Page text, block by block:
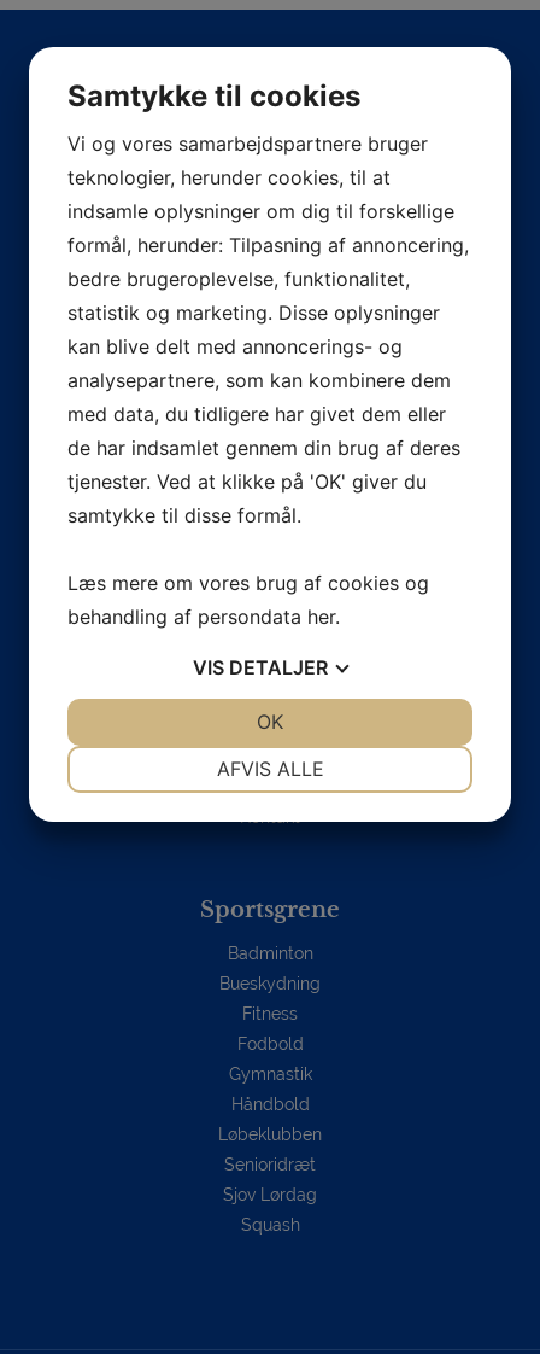
Christiansfeld Idrætsforening blev etableret i 1924 og er i
Adresse
Christiansfeld Idrætsforening
Formand: Jimmy K. Nielsen
6070 Christiansfeld
CVR: 31717418
Menu
Om CIF
Sportsgrene
Badminton
Bueskydning
Fitness
Fodbold
Gymnastik
Håndbold
Løbeklubben
Senioridræt
Sjov Lørdag
Squash
Samtykke til cookies
Vi og vores samarbejdspartnere bruger
teknologier, herunder cookies, til at
indsamle oplysninger om dig til forskellige
formål, herunder: Tilpasning af annoncering,
bedre brugeroplevelse, funktionalitet,
statistik og marketing. Disse oplysninger
kan blive delt med annoncerings- og
analysepartnere, som kan kombinere dem
med data, du tidligere har givet dem eller
de har indsamlet gennem din brug af deres
tjenester. Ved at klikke på 'OK' giver du
samtykke til disse formål.
Læs mere om vores brug af cookies og
behandling af persondata her.
VIS DETALJER
AFVIS ALLE
OK